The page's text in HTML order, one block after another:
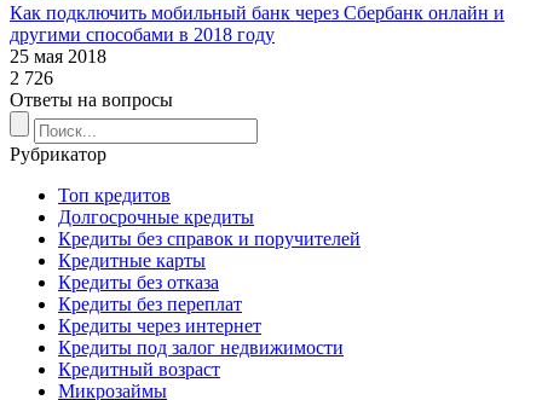
Как подключить мобильный банк через Сбербанк онлайн и
другими способами в 2018 году
25 мая 2018
2 726
Ответы на вопросы
Рубрикатор
Топ кредитов
Долгосрочные кредиты
Кредиты без справок и поручителей
Кредитные карты
Кредиты без отказа
Кредиты без переплат
Кредиты через интернет
Кредиты под залог недвижимости
Кредитный возраст
Микрозаймы